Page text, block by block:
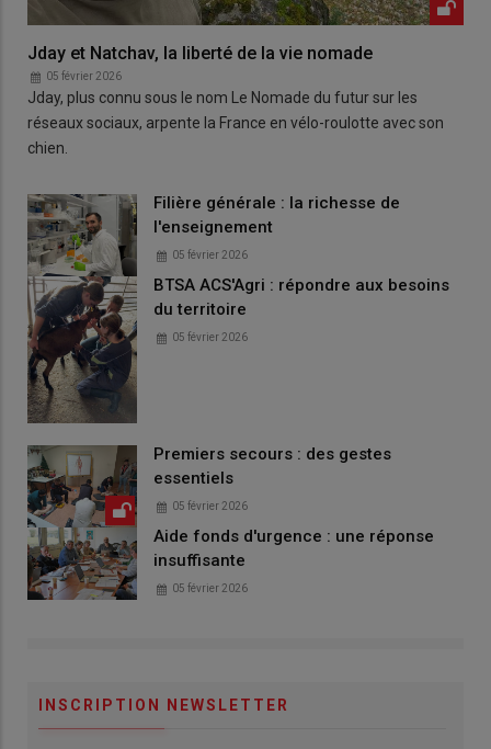
Jday et Natchav, la liberté de la vie nomade
05 février 2026
Jday, plus connu sous le nom Le Nomade du futur sur les
réseaux sociaux, arpente la France en vélo-roulotte avec son
chien.
Filière générale : la richesse de
l'enseignement
05 février 2026
BTSA ACS'Agri : répondre aux besoins
du territoire
05 février 2026
Premiers secours : des gestes
essentiels
05 février 2026
Aide fonds d'urgence : une réponse
insuffisante
05 février 2026
INSCRIPTION NEWSLETTER